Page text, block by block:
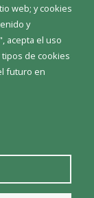
web; y cookies
y
acepta el uso
de cookies
futuro en